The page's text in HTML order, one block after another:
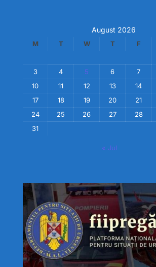
August 2026
M T W T F
3
4 5 6 7
10
11 12 13 14
17
18 19 20 21
24
25 26 27 28
31
« Jul